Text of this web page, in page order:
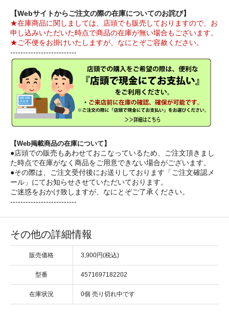
【Webサイトからご注文の際の在庫についてのお詫び】
★在庫商品に関しましては、店頭でも販売しておりますので、お
申し込みいただいた時点で商品の在庫が無い場合もございます。
★ご不便をお掛けいたしますが、なにとぞご容赦ください。
--------------------------
【Web掲載商品の在庫について】
●店頭での販売もあわせておこなっているため、ご注文頂きまし
た時点で在庫がなく商品をご用意できない場合がございます。
●その際は、ご注文受付後にお送りしております「ご注文確認メ
ール」にてお知らせさせていただいております。
ご迷惑をおかけ致しますが、なにとぞご了承ください。
--------------------------
その他の詳細情報
販売価格 3,900円(税込)
型番 4571697182202
在庫状況 0個 売り切れ中です